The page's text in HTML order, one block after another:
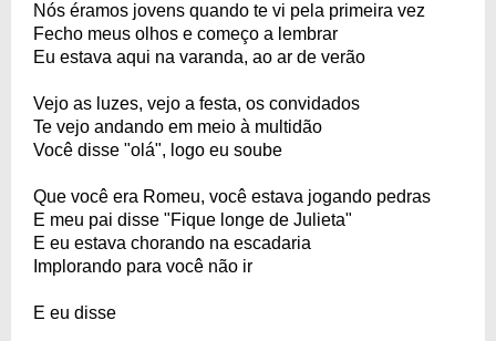
Nós éramos jovens quando te vi pela primeira vez
Fecho meus olhos e começo a lembrar
Eu estava aqui na varanda, ao ar de verão
Vejo as luzes, vejo a festa, os convidados
Te vejo andando em meio à multidão
Você disse "olá", logo eu soube
Que você era Romeu, você estava jogando pedras
E meu pai disse "Fique longe de Julieta"
E eu estava chorando na escadaria
Implorando para você não ir
E eu disse